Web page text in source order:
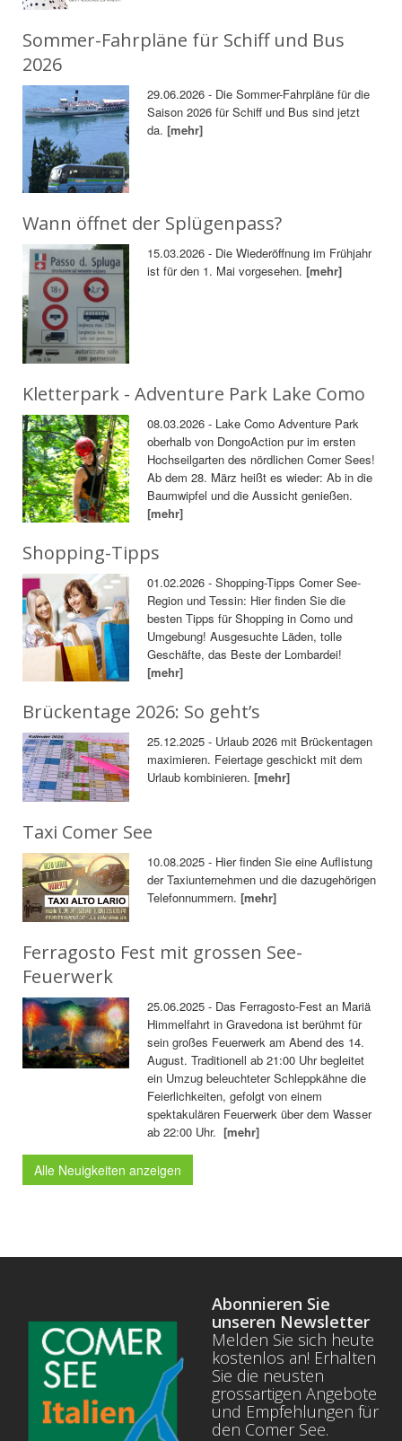
Sommer-Fahrpläne für Schiff und Bus
2026
29.06.2026 - Die Sommer-Fahrpläne für die
Saison 2026 für Schiff und Bus sind jetzt
da.[mehr]
Wann öffnet der Splügenpass?
15.03.2026 - Die Wiederöffnung im Frühjahr
ist für den 1. Mai vorgesehen.[mehr]
Kletterpark - Adventure Park Lake Como
08.03.2026 - Lake Como Adventure Park
oberhalb von DongoAction pur im ersten
Hochseilgarten des nördlichen Comer Sees!
Ab dem 28. März heißt es wieder: Ab in die
Baumwipfel und die Aussicht genießen.
[mehr]
Shopping-Tipps
01.02.2026 - Shopping-Tipps Comer See-
Region und Tessin: Hier finden Sie die
besten Tipps für Shopping in Como und
Umgebung! Ausgesuchte Läden, tolle
Geschäfte, das Beste der Lombardei!
[mehr]
Brückentage 2026: So geht’s
25.12.2025 - Urlaub 2026 mit Brückentagen
maximieren. Feiertage geschickt mit dem
Urlaub kombinieren.[mehr]
Taxi Comer See
10.08.2025 - Hier finden Sie eine Auflistung
der Taxiunternehmen und die dazugehörigen
Telefonnummern.[mehr]
Ferragosto Fest mit grossen See-
Feuerwerk
25.06.2025 - Das Ferragosto-Fest an Mariä
Himmelfahrt in Gravedona ist berühmt für
sein großes Feuerwerk am Abend des 14.
August. Traditionell ab 21:00 Uhr begleitet
ein Umzug beleuchteter Schleppkähne die
Feierlichkeiten, gefolgt von einem
spektakulären Feuerwerk über dem Wasser
ab 22:00 Uhr.[mehr]
Alle Neuigkeiten anzeigen
Abonnieren Sie
unseren Newsletter
Melden Sie sich heute
kostenlos an! Erhalten
Sie die neusten
grossartigen Angebote
und Empfehlungen für
den Comer See.